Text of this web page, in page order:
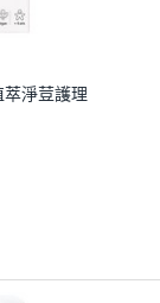
淨荳護理